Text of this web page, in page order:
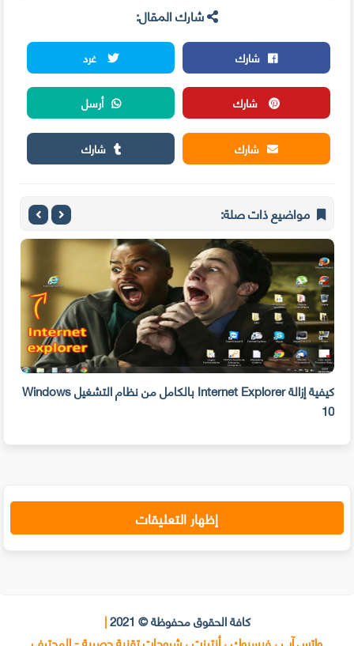
شارك المقال:
شارك
غرد
شارك
أرسل
شارك
شارك
مواضيع ذات صلة:
كيفية إزالة Internet Explorer بالكامل من نظام التشغيل Windows
10
إظهار التعليقات
كافة الحقوق محفوظة © 2021 |